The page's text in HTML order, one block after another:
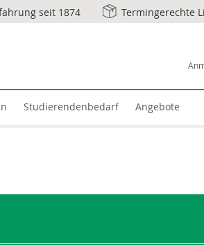
seit 1874 Termingerechte
Studierendenbedarf Angebote